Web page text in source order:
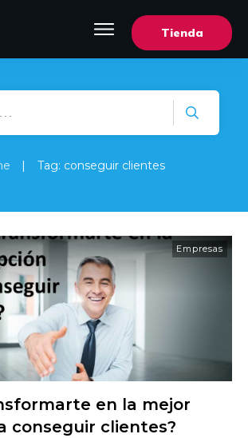
Tienda
Tag: conseguir clientes
Empresas
en la mejor
conseguir clientes?